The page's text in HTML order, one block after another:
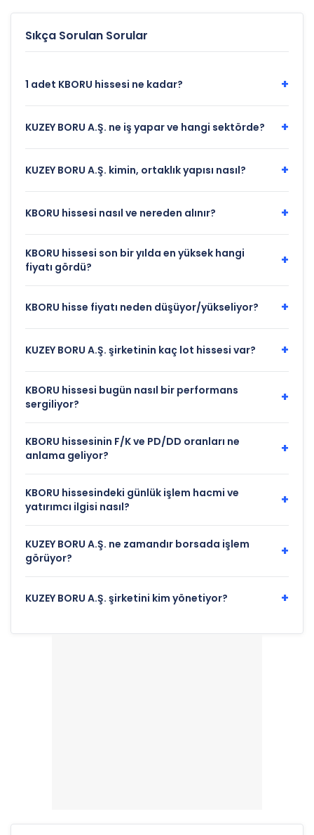
satış
Sıkça Sorulan Sorular
1 adet KBORU hissesi ne kadar? +
KUZEY BORU A.Ş. ne iş yapar ve hangi sektörde? +
KUZEY BORU A.Ş. kimin, ortaklık yapısı nasıl? +
KBORU hissesi nasıl ve nereden alınır? +
KBORU hissesi son bir yılda en yüksek hangi
fiyatı gördü?
+
KBORU hisse fiyatı neden düşüyor/yükseliyor? +
KUZEY BORU A.Ş. şirketinin kaç lot hissesi var? +
KBORU hissesi bugün nasıl bir performans
sergiliyor?
+
KBORU hissesinin F/K ve PD/DD oranları ne
anlama geliyor?
+
KBORU hissesindeki günlük işlem hacmi ve
yatırımcı ilgisi nasıl?
+
KUZEY BORU A.Ş. ne zamandır borsada işlem
görüyor?
+
KUZEY BORU A.Ş. şirketini kim yönetiyor? +